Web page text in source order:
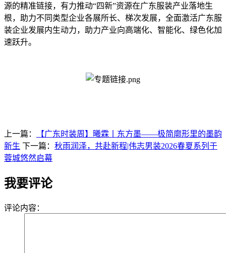
源的精准链接，有力推动“四新”资源在广东服装产业落地生
根，助力不同类型企业各展所长、梯次发展，全面激活广东服
装企业发展内生动力，助力产业向高端化、智能化、绿色化加
速跃升。
上一篇：
【广东时装周】曦霖丨东方墨——极简廓形里的墨韵
新生 下一篇： 秋雨润泽，共赴新程|伟志男装2026春夏系列于
蓉城悠然启幕
我要评论
评论内容：